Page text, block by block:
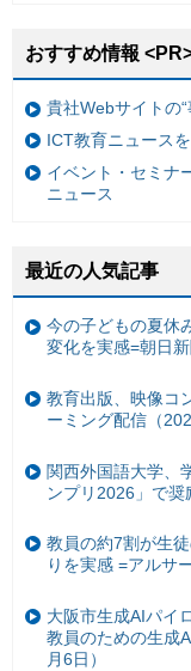
おすすめ情報
貴社Webサイトの
ICT教育ニュース
イベント・セミナ
ニュース
最近の人気記事
今の子どもの夏休
変化を実感=朝日
教育出版、映像コ
ーミング配信（
関西外国語大学、
ンプリ2026」で奨
教員の約7割が生
りを実感 =アルサ
大阪市生成AIパイ
教員のための生成
月6日）